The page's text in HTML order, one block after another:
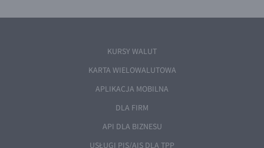
KURSY WALUT
KARTA WIELOWALUTOWA
APLIKACJA MOBILNA
DLA FIRM
API DLA BIZNESU
USŁUGI PIS/AIS DLA TPP